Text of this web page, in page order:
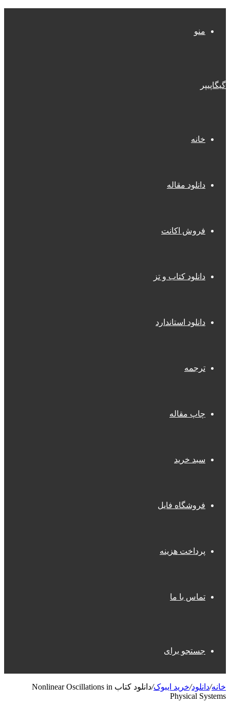
منو
گیگاپیپر
خانه
دانلود مقاله
فروش اکانت
دانلود کتاب و تز
دانلود استاندارد
ترجمه
چاپ مقاله
سبد خرید
فروشگاه فایل
پرداخت هزینه
تماس با ما
جستجو برای
خانه/دانلود/خرید ایبوک/
دانلود کتاب Nonlinear Oscillations in
Physical Systems